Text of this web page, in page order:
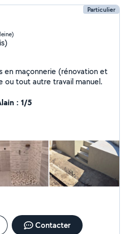
Particulier
en maçonnerie (rénovation et
ou tout autre travail manuel.
: 1/5
Contacter